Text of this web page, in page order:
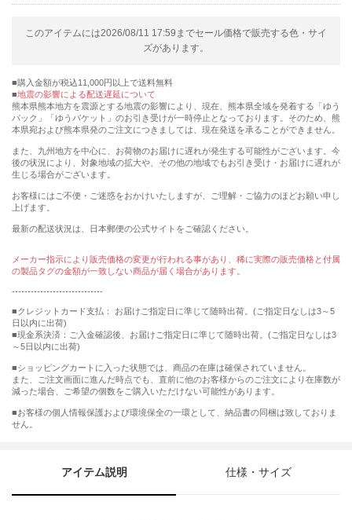
このアイテムには2026/08/11 17:59までセール価格で販売する色・サイ
ズがあります。
購入金額が税込11,000円以上で送料無料
地震の影響による配送遅延について
熊本県熊本地方を震源とする地震の影響により、現在、熊本県全域を発着する「ゆう
パック」「ゆうパケット」のお引き受けが一時停止となっております。そのため、熊
本県宛および熊本県発のご注文につきましては、現在発送を承ることができません。
また、九州地方を中心に、お荷物のお届けに遅れが発生する可能性がございます。今
後の状況により、対象地域の拡大や、その他の地域でもお引き受け・お届けに遅れが
生じる場合がございます。
お客様にはご不便・ご迷惑をおかけいたしますが、ご理解・ご協力のほどお願い申し
上げます。
最新の配送状況は、日本郵便の公式サイトをご確認ください。
メーカー指示により販売価格の変更が行われる事があり、稀に実際の販売価格と付属
の製品タグの金額が一致しない商品が届く場合があります。
-----------------------------
■クレジットカード支払： お届けご指定日に準じて随時出荷。(ご指定日なしは3～5
日以内に出荷)
■現金系決済：ご入金確認後、お届けご指定日に準じて随時出荷。(ご指定日なしは3
～5日以内に出荷)
■ショッピングカートに入った状態では、商品の在庫は確保されていません。
また、ご注文画面に進んだ時点でも、直前に他のお客様からのご注文により在庫数が
減った場合、ご希望の個数をご購入いただけない可能性があります。
■お客様の個人情報保護および環境保全の一環として、納品書の同梱は致しておりま
せん。
アイテム説明 仕様・サイズ